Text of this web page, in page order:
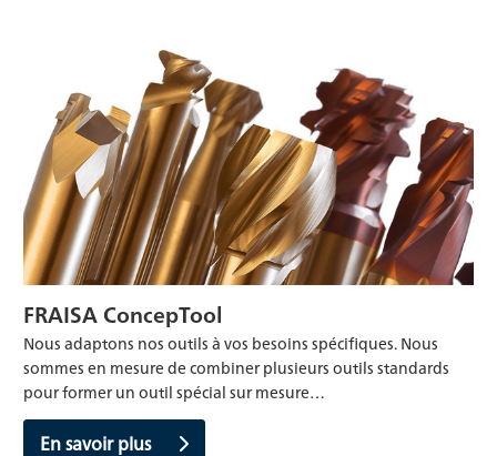
FRAISA ConcepTool
Nous adaptons nos outils à vos besoins spécifiques. Nous
sommes en mesure de combiner plusieurs outils standards
pour former un outil spécial sur mesure…
En savoir plus